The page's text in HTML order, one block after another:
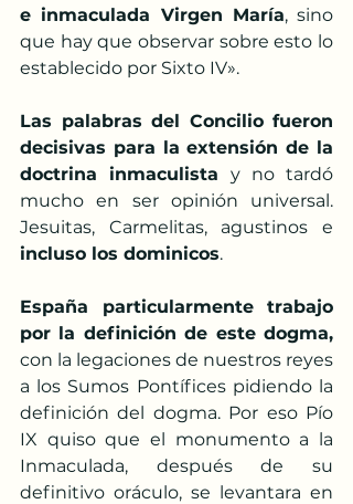
e inmaculada Virgen María, sino
que hay que observar sobre esto lo
establecido por Sixto IV».
Las palabras del Concilio fueron
decisivas para la extensión de la
doctrina inmaculista y no tardó
mucho en ser opinión universal.
incluso los dominicos.
España particularmente trabajo
por la definición de este dogma,
con la legaciones de nuestros reyes
a los Sumos Pontífices pidiendo la
definición del dogma. Por eso Pío
IX quiso que el monumento a la
Inmaculada, después de su
definitivo oráculo, se levantara en